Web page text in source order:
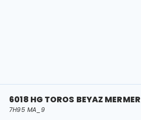
6018 HG TOROS BEYAZ MERMER
7H95 MA_9